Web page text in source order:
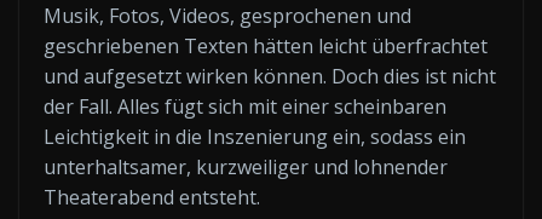
Musik, Fotos, Videos, gesprochenen und
geschriebenen Texten hätten leicht überfrachtet
und aufgesetzt wirken können. Doch dies ist nicht
der Fall. Alles fügt sich mit einer scheinbaren
Leichtigkeit in die Inszenierung ein, sodass ein
unterhaltsamer, kurzweiliger und lohnender
Theaterabend entsteht.